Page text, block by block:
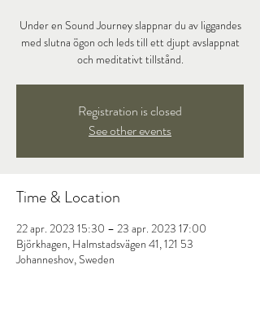
Under en Sound Journey slappnar du av liggandes
med slutna ögon och leds till ett djupt avslappnat
och meditativt tillstånd.
Registration is closed
See other events
Time & Location
22 apr. 2023 15:30 – 23 apr. 2023 17:00
Björkhagen, Halmstadsvägen 41, 121 53
Johanneshov, Sweden